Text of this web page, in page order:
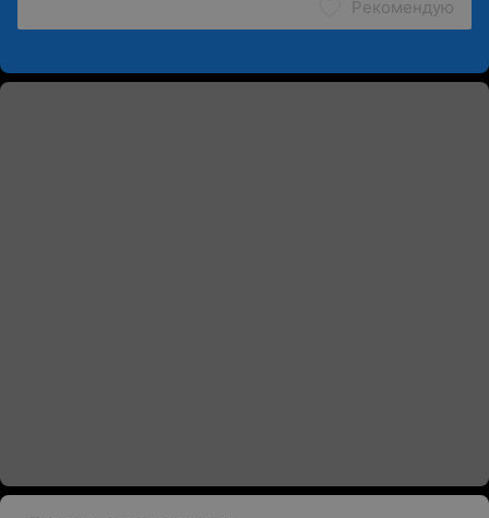
Рекомендую